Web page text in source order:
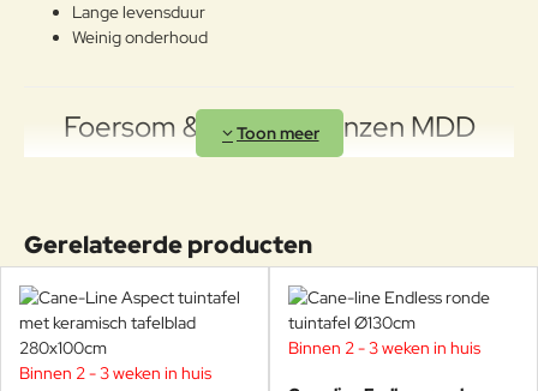
Lange levensduur
Weinig onderhoud
Foersom & Hiort-Lorenzen MDD
gezonde ontwikkeling voor mens en omgeving te stimuleren. Ze
streven naar de hoogste kwaliteit in samenwerking, proces en
product en geloven dat kennis en innovatie fundamenteel zijn.
Door het indrukwekkende gebruik van flexibiliteit lijken de
meubels kleine architectonische wonderen.
Gerelateerde producten
Binnen 2 - 3 weken in huis
Binnen 2 - 3 weken in huis